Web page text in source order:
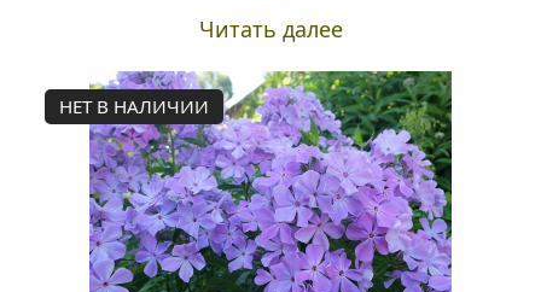
Читать далее
НЕТ В НАЛИЧИИ